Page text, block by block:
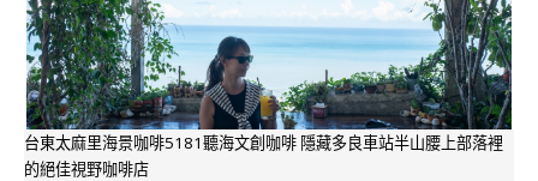
台東太麻里海景咖啡5181聽海文創咖啡 隱藏多良車站半山腰上部落裡
的絕佳視野咖啡店